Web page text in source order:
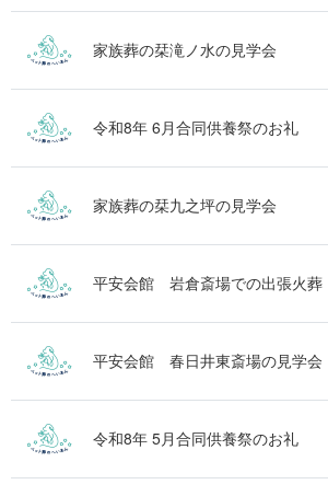
家族葬の栞滝ノ水の見学会
令和8年 6月合同供養祭のお礼
家族葬の栞九之坪の見学会
平安会館 岩倉斎場での出張火葬
平安会館 春日井東斎場の見学会
令和8年 5月合同供養祭のお礼